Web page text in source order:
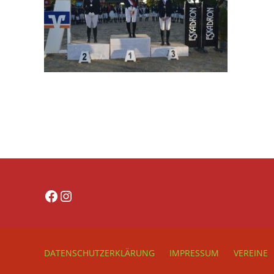
Facebook
Instagram
DATENSCHUTZERKLÄRUNG IMPRESSUM VEREINE